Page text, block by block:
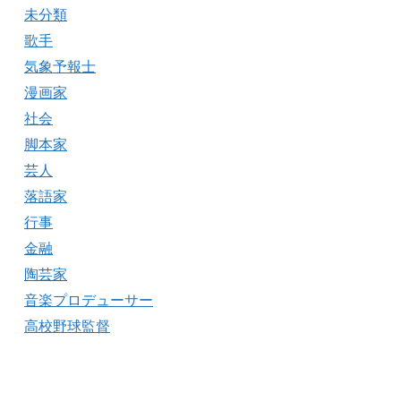
未分類
歌手
気象予報士
漫画家
社会
脚本家
芸人
落語家
行事
金融
陶芸家
音楽プロデューサー
高校野球監督